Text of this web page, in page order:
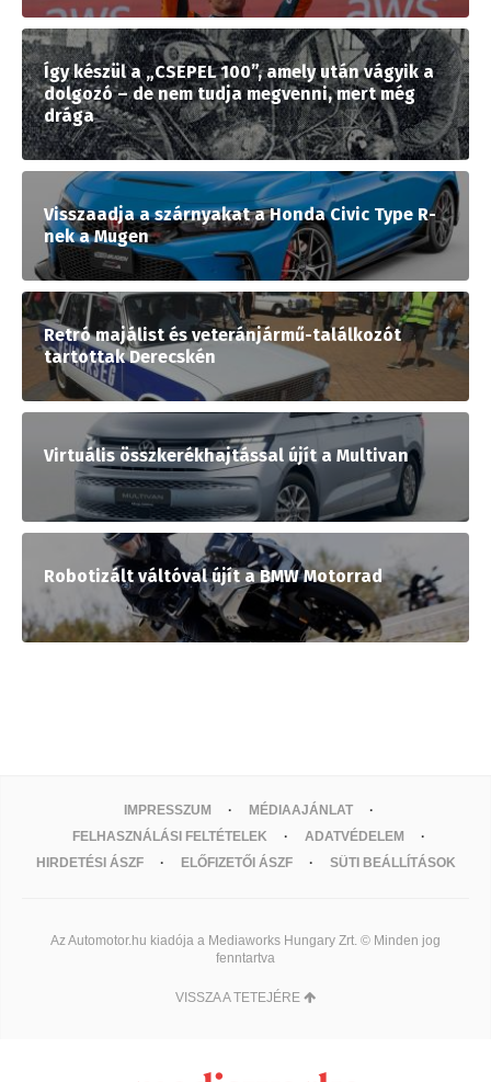
Így készül a „CSEPEL 100”, amely után vágyik a
dolgozó – de nem tudja megvenni, mert még
drága
Visszaadja a szárnyakat a Honda Civic Type R-
nek a Mugen
Retró majálist és veteránjármű-találkozót
tartottak Derecskén
Virtuális összkerékhajtással újít a Multivan
Robotizált váltóval újít a BMW Motorrad
IMPRESSZUM
MÉDIAAJÁNLAT
FELHASZNÁLÁSI FELTÉTELEK
ADATVÉDELEM
HIRDETÉSI ÁSZF
ELŐFIZETŐI ÁSZF SÜTI BEÁLLÍTÁSOK
Az Automotor.hu kiadója a Mediaworks Hungary Zrt. © Minden jog
fenntartva
VISSZA A TETEJÉRE